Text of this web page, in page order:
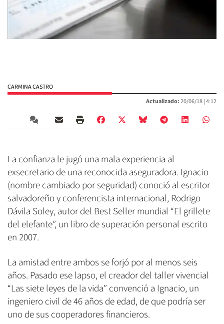
CARMINA CASTRO
Actualizado:20/06/18 |4:12
La confianza le jugó una mala experiencia al
exsecretario de una reconocida aseguradora. Ignacio
(nombre cambiado por seguridad) conoció al escritor
salvadoreño y conferencista internacional, Rodrigo
Dávila Soley, autor del Best Seller mundial “El grillete
del elefante”, un libro de superación personal escrito
en 2007.
La amistad entre ambos se forjó por al menos seis
años. Pasado ese lapso, el creador del taller vivencial
“Las siete leyes de la vida” convenció a Ignacio, un
ingeniero civil de 46 años de edad, de que podría ser
uno de sus cooperadores financieros.